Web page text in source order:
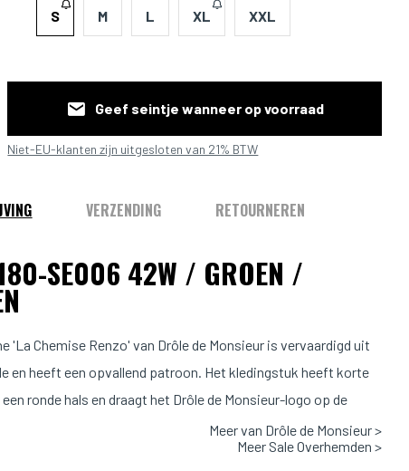
S M L XL XXL
Geef seintje wanneer op voorraad
Niet-EU-klanten zijn uitgesloten van 21% BTW
VERZENDING RETOURNEREN
SE006 42W / GROEN /
'La Chemise Renzo' van Drôle de Monsieur is vervaardigd uit
en heeft een opvallend patroon. Het kledingstuk heeft korte
ronde hals en draagt het Drôle de Monsieur-logo op de
de tekst 'Not From Paris Madame' op de rug. De pasvorm is
Meer van Drôle de Monsieur >
Meer Sale Overhemden >